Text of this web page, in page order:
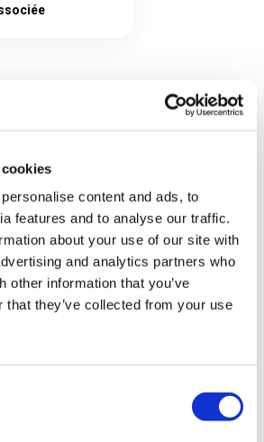
content and ads, to
features and to analyse our traffic.
about your use of our site with
and analytics partners who
other information that you’ve
that they’ve collected from your use
à Le
expérience
aux photographes de notre
bien plus qu'une séance de
"wahou" à vos